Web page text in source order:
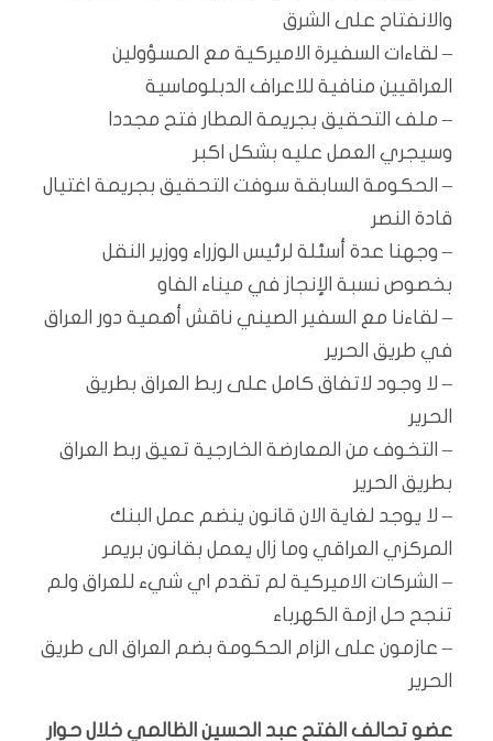
والانفتاح على الشرق
– لقاءات السفيرة الاميركية مع المسؤولين
العراقيين منافية للاعراف الدبلوماسية
– ملف التحقيق بجريمة المطار فتح مجددا
وسيجري العمل عليه بشكل اكبر
– الحكومة السابقة سوفت التحقيق بجريمة اغتيال
قادة النصر
– وجهنا عدة أسئلة لرئيس الوزراء ووزير النقل
بخصوص نسبة الإنجاز في ميناء الفاو
– لقاءنا مع السفير الصيني ناقش أهمية دور العراق
في طريق الحرير
– لا وجود لاتفاق كامل على ربط العراق بطريق
الحرير
– التخوف من المعارضة الخارجية تعيق ربط العراق
بطريق الحرير
– لا يوجد لغاية الان قانون ينضم عمل البنك
المركزي العراقي وما زال يعمل بقانون بريمر
– الشركات الاميركية لم تقدم اي شيء للعراق ولم
تنجح حل ازمة الكهرباء
– عازمون على الزام الحكومة بضم العراق الى طريق
الحرير
عضو تحالف الفتح عبد الحسين الظالمي خلال حوار